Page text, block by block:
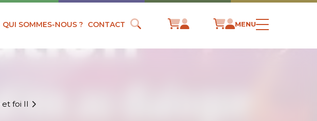
QUI SOMMES-NOUS ? CONTACT MENU
foi II